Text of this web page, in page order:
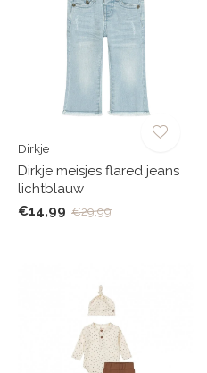
Dirkje
Dirkje meisjes flared jeans
lichtblauw
€14,99 €29,99